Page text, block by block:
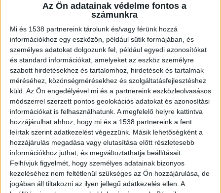
Az Ön adatainak védelme fontos a
számunkra
Mi és 1538 partnereink tárolunk és/vagy férünk hozzá
információkhoz egy eszközön, például sütik formájában, és
személyes adatokat dolgozunk fel, például egyedi azonosítókat
és standard információkat, amelyeket az eszköz személyre
szabott hirdetésekhez és tartalomhoz, hirdetések és tartalmak
méréséhez, közönségmérésekhez és szolgáltatásfejlesztéshez
küld. Az Ön engedélyével mi és a partnereink eszközleolvasásos
módszerrel szerzett pontos geolokációs adatokat és azonosítási
információkat is felhasználhatunk. A megfelelő helyre kattintva
hozzájárulhat ahhoz, hogy mi és a 1538 partnereink a fent
leírtak szerint adatkezelést végezzünk. Másik lehetőségként a
hozzájárulás megadása vagy elutasítása előtt részletesebb
információkhoz juthat, és megváltoztathatja beállításait.
Felhívjuk figyelmét, hogy személyes adatainak bizonyos
kezeléséhez nem feltétlenül szükséges az Ön hozzájárulása, de
jogában áll tiltakozni az ilyen jellegű adatkezelés ellen. A